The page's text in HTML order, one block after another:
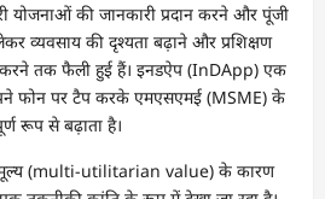
योजनाओं की जानकारी प्रदान करने और पूंजी
व्यवसाय की दृश्यता बढ़ाने और प्रशिक्षण
करने तक फैली हुई हैं। इनडऐप (InDApp) एक
फोन पर टैप करके एमएसएमई (MSME) के
रूप से बढ़ाता है।
मूल्य (multi-utilitarian value) के कारण